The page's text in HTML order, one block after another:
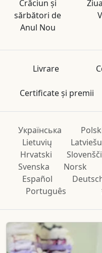
Crăciun și
sărbători de
Anul Nou
Livrare
Certificate și premii
Українська
Lietuvių
Latviešu
Hrvatski
Svenska
Norsk
Español
Português